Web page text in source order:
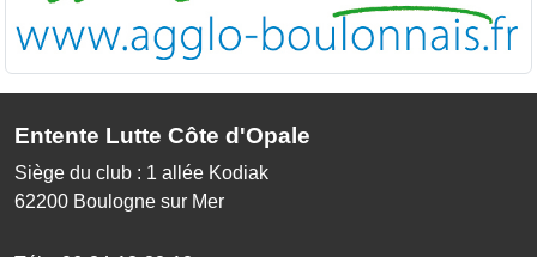
Entente Lutte Côte d'Opale
Siège du club : 1 allée Kodiak
62200 Boulogne sur Mer